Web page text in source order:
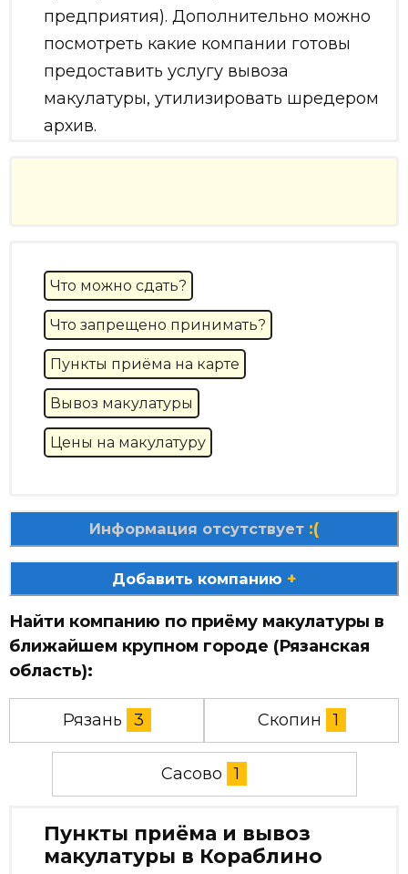
предприятия). Дополнительно можно
посмотреть какие компании готовы
предоставить услугу вывоза
макулатуры, утилизировать шредером
архив.
Что можно сдать?
Что запрещено принимать?
Пункты приёма на карте
Вывоз макулатуры
Цены на макулатуру
Информация отсутствует :(
Добавить компанию +
Найти компанию по приёму макулатуры в
ближайшем крупном городе (Рязанская
область):
Рязань 3 Скопин 1
Сасово 1
Пункты приёма и вывоз
макулатуры в Кораблино